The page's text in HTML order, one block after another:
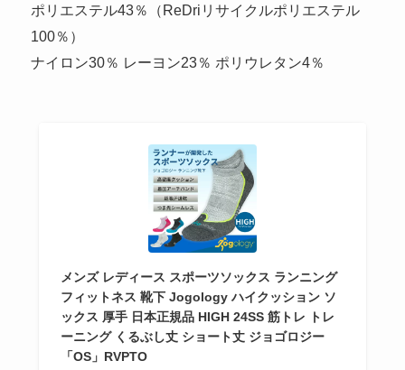
ポリエステル43％（ReDriリサイクルポリエステル
100％）
ナイロン30％ レーヨン23％ ポリウレタン4％
メンズ レディース スポーツソックス ランニング
フィットネス 靴下 Jogology ハイクッション ソ
ックス 厚手 日本正規品 HIGH 24SS 筋トレ トレ
ーニング くるぶし丈 ショート丈 ジョゴロジー
「OS」RVPTO